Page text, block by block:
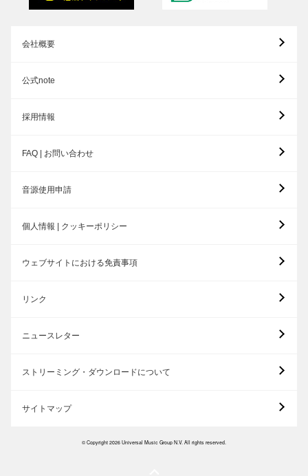
会社概要
公式note
採用情報
FAQ | お問い合わせ
音源使用申請
個人情報 | クッキーポリシー
ウェブサイトにおける免責事項
リンク
ニュースレター
ストリーミング・ダウンロードについて
サイトマップ
© Copyright 2026 Universal Music Group N.V. All rights reserved.